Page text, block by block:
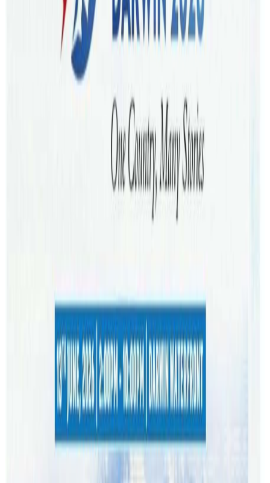
। हाललाई विजनेश, अकाउटिङ र म्यानेजमेन्टका डिप्लोमा र एडभान्स
डिप्लोमाका विभिन्न ६ वटा कोर्षहरु पढाउने गरि कलेजको स्थापना
भएको हो ।
अष्ट्रेलियामै भएको विद्यार्थी (अनसोर) केन्द्रित भर्ना कार्यक्रम चलाउने
तयारी रहेपनि छिट्टै विदेशबाट (अफसोर) समेत विद्यार्थी भर्नामा जोड
दिने कलेजका सिइयो तथा लगानीकर्ता मध्येका रितम्ब थापाले
विद्यार्थीलाई व्यवहारिक ज्ञान दिएर जब मार्केटमा जान कलेजले
महत्वपुर्ण भूमिका खेल्ने समेत थापाले बताउनुभयो । नेपाली विद्यार्थीका
लागि छिट्टै छात्रवृत्ति योजना ल्याउन समेत छलफल गरिने सिइयो
थापाको भनाई छ । समाजका विभिन्न क्षेत्रमा पहिचान बनाइसकेका ८
व्यक्तिहरुले सामुहिक रुपमा खोलिएको कलेज भएकाले पढाईको